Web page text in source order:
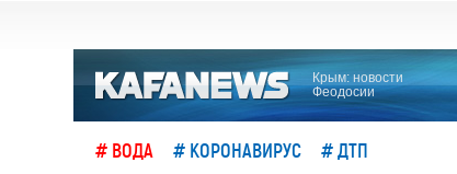
Крым: новости
Феодосии
# ВОДА # КОРОНАВИРУС # ДТП